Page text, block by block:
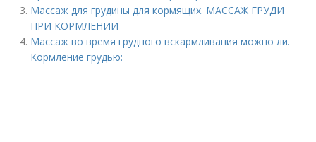
Массаж для грудины для кормящих. МАССАЖ ГРУДИ
ПРИ КОРМЛЕНИИ
Массаж во время грудного вскармливания можно ли.
Кормление грудью: